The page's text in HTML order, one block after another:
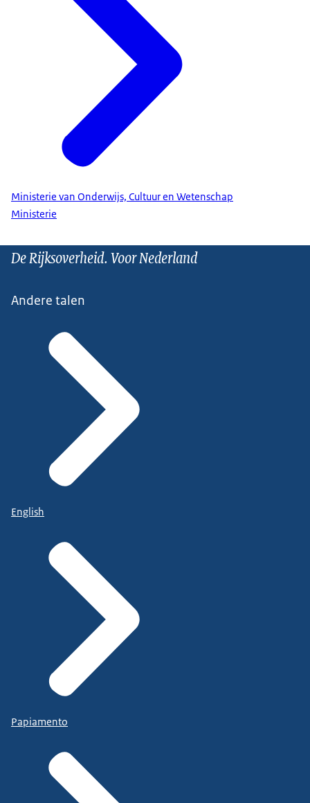
Ministerie van Onderwijs, Cultuur en Wetenschap
Ministerie
De Rijksoverheid. Voor Nederland
Andere talen
English
Papiamento